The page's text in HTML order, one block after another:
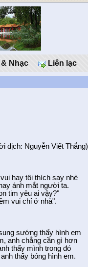
Nhạc Liên lạc
dịch: Nguyễn Viết Thắng)
hay tôi thích say nhè
ánh mắt người ta.
tim yêu ai vậy?"
vui chỉ ở nhà".
sướng thấy hình em
anh chẳng cần gì hơn
thấy mình trong đó
thấy bóng hình em.